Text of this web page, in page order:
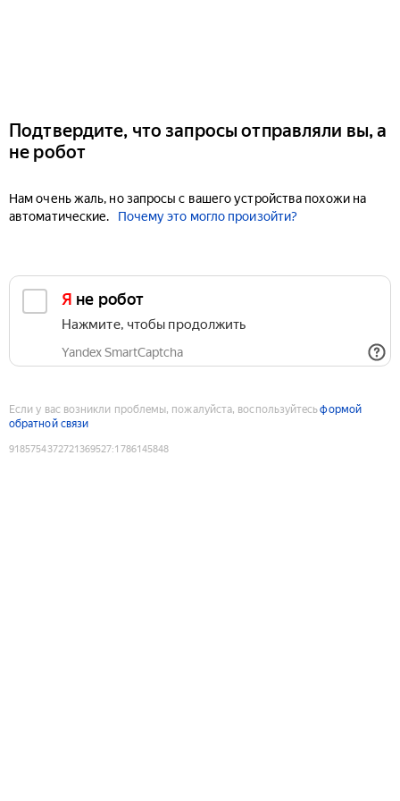
Подтвердите, что запросы отправляли вы, а
не робот
Нам очень жаль, но запросы с вашего устройства похожи на
автоматические.
Почему это могло произойти?
Я не робот
Нажмите, чтобы продолжить
Yandex SmartCaptcha
Если у вас возникли проблемы, пожалуйста, воспользуйтесьформой
обратной связи
9185754372721369527:1786145848